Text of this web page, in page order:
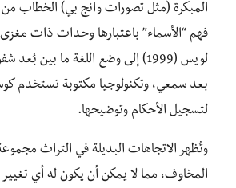
المبكرة (مثل تصورات وانج بي) الخطاب
فهم “الأسماء” باعتبارها وحدات ذات
لويس (1999) إلى وضع اللغة ما بين
بعد سمعي، وتكنولوجيا مكتوبة تستخدم
لتسجيل الأحكام وتوضيحها.
وتُظهر الاتجاهات البديلة في التراث
المخاوف، مما لا يمكن أن يكون له أي